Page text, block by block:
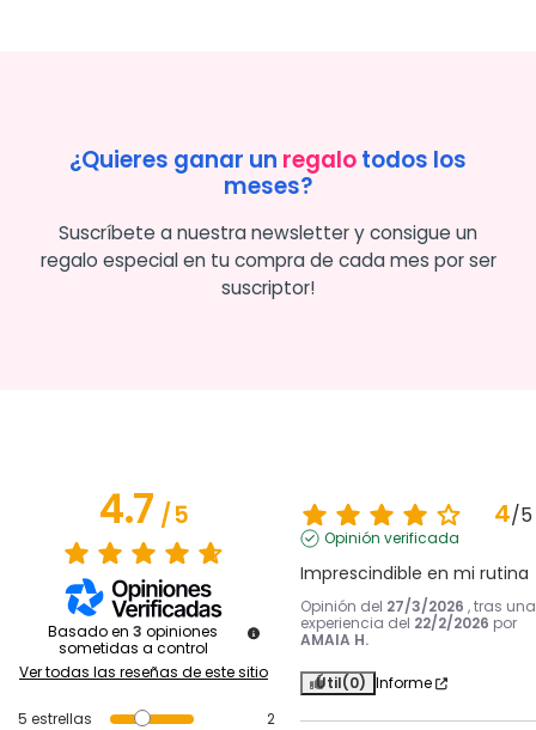
¿Quieres ganar un regalotodos los
meses?
Suscríbete a nuestra newsletter y consigue un
regalo especial en tu compra de cada mes por ser
suscriptor!
4.7/5
Basado en 3 opiniones
sometidas a control
Ver todas las reseñas de este sitio
5 estrellas
2
4/5
Opinión verificada
Imprescindible en mi rutina
Opinión del 27/3/2026 , tras una
experiencia del 22/2/2026 por
AMAIA H.
Útil(0) Informe